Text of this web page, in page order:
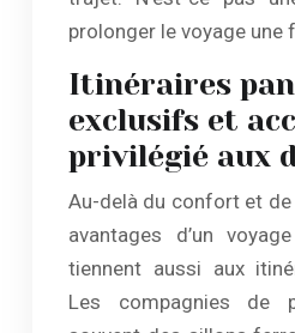
prolonger le voyage une
Itinéraires
exclusifs et
privilégié aux
Au-delà du confort et
avantages d’un
tiennent aussi aux
Les compagnies de